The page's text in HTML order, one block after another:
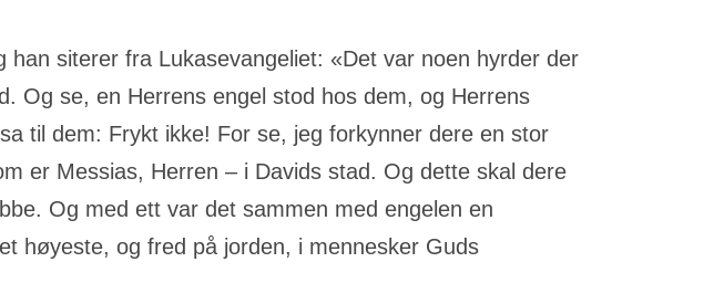
siterer fra Lukasevangeliet: «Det var noen hyrder der
Og se, en Herrens engel stod hos dem, og Herrens
til dem: Frykt ikke! For se, jeg forkynner dere en stor
er Messias, Herren – i Davids stad. Og dette skal dere
Og med ett var det sammen med engelen en
og fred på jorden, i mennesker Guds